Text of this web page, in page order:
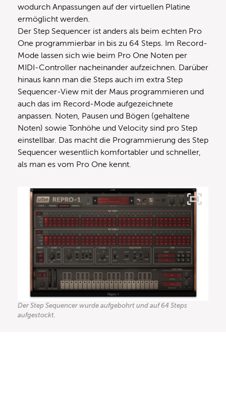
wodurch Anpassungen auf der virtuellen Platine
ermöglicht werden.
Der Step Sequencer ist anders als beim echten Pro
One programmierbar in bis zu 64 Steps. Im Record-
Mode lassen sich wie beim Pro One Noten per
MIDI-Controller nacheinander aufzeichnen. Darüber
hinaus kann man die Steps auch im extra Step
Sequencer-View mit der Maus programmieren und
auch das im Record-Mode aufgezeichnete
anpassen. Noten, Pausen und Bögen (gehaltene
Noten) sowie Tonhöhe und Velocity sind pro Step
einstellbar. Das macht die Programmierung des Step
Sequencer wesentlich komfortabler und schneller,
als man es vom Pro One kennt.
Der Step Sequencer wurde aufgebohrt und auf 64 Steps
aufgestockt.